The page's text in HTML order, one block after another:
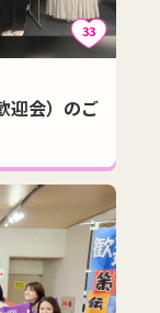
33
迎会）のご